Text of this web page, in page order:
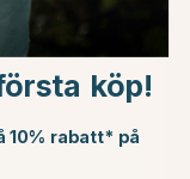
köp!
10% rabatt* på